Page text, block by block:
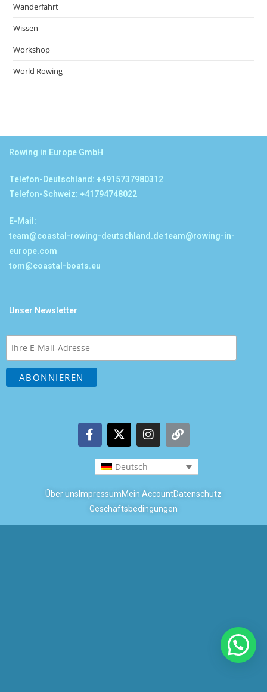
Wanderfahrt
Wissen
Workshop
World Rowing
Rowing in Europe GmbH
Telefon-Deutschland: +4915737980312
Telefon-Schweiz: +41794748022
E-Mail:
team@coastal-rowing-deutschland.deteam@rowing-in-
europe.com
tom@coastal-boats.eu
Unser Newsletter
Deutsch
Über uns ImpressumMein AccountDatenschutz
Geschäftsbedingungen